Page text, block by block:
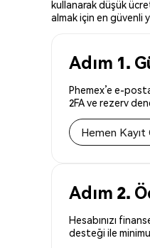
kullanarak düşük
almak için en güvenli
Adım 1.
Phemex’e e-
2FA ve rezerv
Hemen Kayıt
Adım 2.
Hesabınızı
desteği ile